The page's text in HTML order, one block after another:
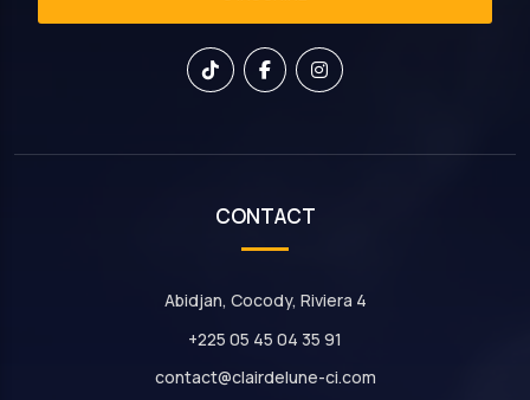
CONTACT
Abidjan, Cocody, Riviera 4
+225 05 45 04 35 91
contact@clairdelune-ci.com